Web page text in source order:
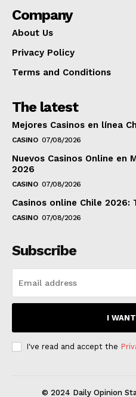
Company
About Us
Privacy Policy
Terms and Conditions
The latest
Mejores Casinos en línea
CASINO 07/08/2026
Nuevos Casinos Online en
2026
CASINO 07/08/2026
Casinos online Chile 2026:
CASINO 07/08/2026
Subscribe
I
I've read and accept the
© 2024 Daily Opinion